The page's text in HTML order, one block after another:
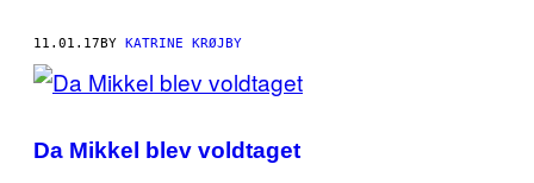
11.01.17BY KATRINE KRØJBY
Da Mikkel blev voldtaget